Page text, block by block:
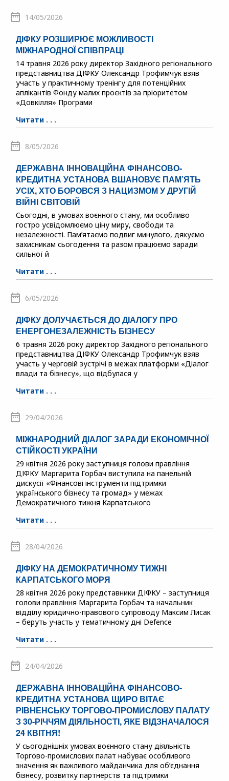
14/05/2026
ДІФКУ РОЗШИРЮЄ МОЖЛИВОСТІ
МІЖНАРОДНОЇ СПІВПРАЦІ
14 травня 2026 року директор Західного регіонального
представництва ДІФКУ Олександр Трофимчук взяв
участь у практичному тренінгу для потенційних
аплікантів Фонду малих проєктів за пріоритетом
«Довкілля» Програми
Читати . . .
8/05/2026
ДЕРЖАВНА ІННОВАЦІЙНА ФІНАНСОВО-
КРЕДИТНА УСТАНОВА ВШАНОВУЄ ПАМ’ЯТЬ
УСІХ, ХТО БОРОВСЯ З НАЦИЗМОМ У ДРУГІЙ
ВІЙНІ СВІТОВІЙ
Сьогодні, в умовах воєнного стану, ми особливо
гостро усвідомлюємо ціну миру, свободи та
незалежності. Пам’ятаємо подвиг минулого, дякуємо
захисникам сьогодення та разом працюємо заради
сильної й
Читати . . .
6/05/2026
ДІФКУ ДОЛУЧАЄТЬСЯ ДО ДІАЛОГУ ПРО
ЕНЕРГОНЕЗАЛЕЖНІСТЬ БІЗНЕСУ
6 травня 2026 року директор Західного регіонального
представництва ДІФКУ Олександр Трофимчук взяв
участь у черговій зустрічі в межах платформи «Діалог
влади та бізнесу», що відбулася у
Читати . . .
29/04/2026
МІЖНАРОДНИЙ ДІАЛОГ ЗАРАДИ ЕКОНОМІЧНОЇ
СТІЙКОСТІ УКРАЇНИ
29 квітня 2026 року заступниця голови правління
ДІФКУ Маргарита Горбач виступила на панельній
дискусії «Фінансові інструменти підтримки
українського бізнесу та громад» у межах
Демократичного тижня Карпатського
Читати . . .
28/04/2026
ДІФКУ НА ДЕМОКРАТИЧНОМУ ТИЖНІ
КАРПАТСЬКОГО МОРЯ
28 квітня 2026 року представники ДІФКУ – заступниця
голови правління Маргарита Горбач та начальник
відділу юридично-правового супроводу Максим Лисак
– беруть участь у тематичному дні Defence
Читати . . .
24/04/2026
ДЕРЖАВНА ІННОВАЦІЙНА ФІНАНСОВО-
КРЕДИТНА УСТАНОВА ЩИРО ВІТАЄ
РІВНЕНСЬКУ ТОРГОВО-ПРОМИСЛОВУ ПАЛАТУ
З 30-РІЧЧЯМ ДІЯЛЬНОСТІ, ЯКЕ ВІДЗНАЧАЛОСЯ
24 КВІТНЯ!
У сьогоднішніх умовах воєнного стану діяльність
Торгово-промислових палат набуває особливого
значення як важливого майданчика для об’єднання
бізнесу, розвитку партнерств та підтримки